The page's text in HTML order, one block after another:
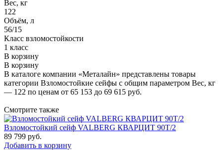
Вес, кг
122
Объём, л
56/15
Класс взломостойкости
1 класс
В корзину
В корзину
В каталоге компании «Металайн» представлены товары
категории Взломостойкие сейфы с общим параметром Вес, кг
— 122 по ценам от 65 153 до 69 615 руб.
Смотрите также
Взломостойкий сейф VALBERG КВАРЦИТ 90Т/2
89 799 руб.
Добавить в корзину